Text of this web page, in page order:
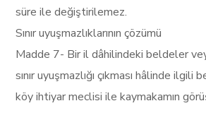
süre ile değiştirilemez.
Sınır uyuşmazlıklarının çözümü
Madde 7- Bir il dâhilindeki beldeler
sınır uyuşmazlığı çıkması hâlinde
köy ihtiyar meclisi ile kaymakamın